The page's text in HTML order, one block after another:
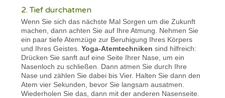
2. Tief durchatmen
Wenn Sie sich das nächste Mal Sorgen um die Zukunft
machen, dann achten Sie auf Ihre Atmung. Nehmen Sie
ein paar tiefe Atemzüge zur Beruhigung Ihres Körpers
und Ihres Geistes.Yoga-Atemtechniken sind hilfreich:
Drücken Sie sanft auf eine Seite Ihrer Nase, um ein
Nasenloch zu schließen. Dann atmen Sie durch Ihre
Nase und zählen Sie dabei bis Vier. Halten Sie dann den
Atem vier Sekunden, bevor Sie langsam ausatmen.
Wiederholen Sie das, dann mit der anderen Nasenseite.